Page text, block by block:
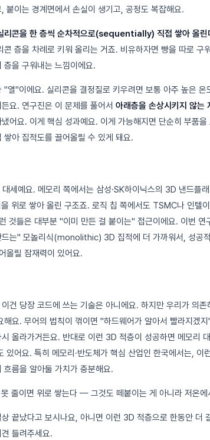
붙이는 경계면에서 손실이 생기고, 공정도 복잡해요.
리콘을 한 층씩 순차적으로(sequentially) 직접 쌓아 올린
층을 차례로 키워 올리는 거죠. 비유하자면 빵을 따로 구
층을 구워내는 느낌이에요.
"열"이에요. 실리콘을 결정질로 키우려면 보통 아주 높은 온
요. 연구진은 이 문제를 풀어서 아래층을 손상시키지 않는
어요. 이게 핵심 성과예요. 이게 가능해지면 단순히 부품
쌓아 집적도를 끌어올릴 수 있게 돼요.
세예요. 메모리 쪽에서는 삼성·SK하이닉스의 3D 낸드플
위로 쌓아 올린 구조죠. 로직 칩 쪽에서도 TSMC나 인텔
것들은 대부분 "이미 만든 걸 붙이는" 접근이에요. 이번 연
는" 모놀리식(monolithic) 3D 집적에 더 가까워서, 성공
올릴 잠재력이 있어요.
건 당장 코드에 쓰는 기술은 아니에요. 하지만 우리가 의
요. 무어의 법칙이 꺾이면 "하드웨어가 알아서 빨라지겠
올라가거든요. 반대로 이런 3D 적층이 성공하면 메모리
있어요. 특히 메모리·반도체가 핵심 산업인 한국에서는, 이
름을 알아둘 가치가 충분해요.
줄이면 위로 쌓는다 — 그것도 떼붙이는 게 아니라 저온
끝났다고 보시나요, 아니면 이런 3D 적층으로 한동안 더
들려주세요.